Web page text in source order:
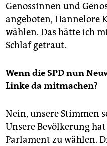
Genossinnen und
angeboten, Hannelore
wählen. Das hätte ich
Schlaf getraut.
Wenn die SPD nun
Linke da mitmachen?
Nein, unsere Stimmen
Unsere Bevölkerung
Parlament zu wählen.